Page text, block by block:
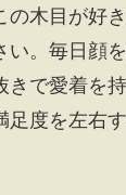
の木目が好
い。毎日顔
きで愛着を
足度を左右